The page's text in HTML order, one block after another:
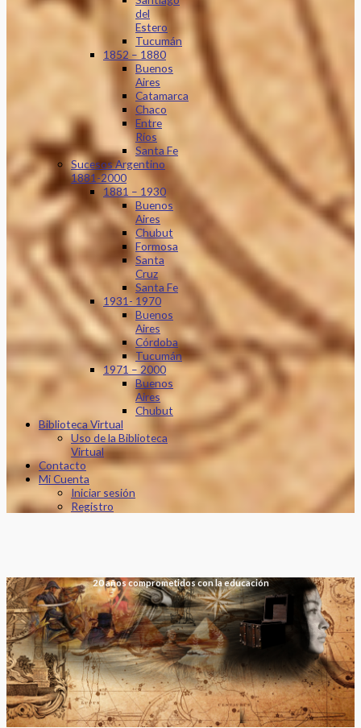
del
Estero
Tucumán
1852 – 1880
Buenos
Aires
Catamarca
Chaco
Entre
Ríos
Santa Fe
Sucesos Argentino
1881-2000
1881 – 1930
Buenos
Aires
Chubut
Formosa
Santa
Cruz
Santa Fe
1931- 1970
Buenos
Aires
Córdoba
Tucumán
1971 – 2000
Buenos
Aires
Chubut
Biblioteca Virtual
Uso de la Biblioteca
Virtual
Contacto
Mi Cuenta
Iniciar sesión
Registro
20 años comprometidos con la educación